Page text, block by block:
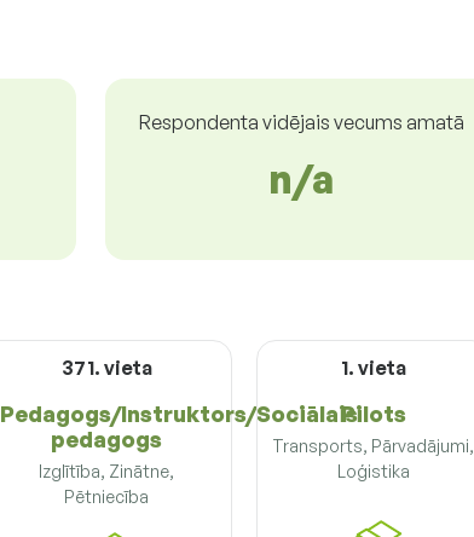
Respondenta vidējais vecums amatā
n/a
371. vieta
Pedagogs/Instruktors/Sociālais
pedagogs
Izglītība, Zinātne,
Pētniecība
1. vieta
Pilots
Transports, Pārvadājumi,
Loģistika